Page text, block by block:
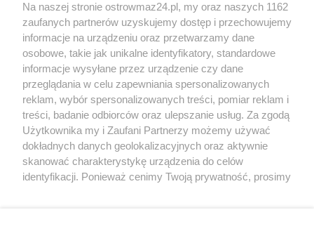
INFORMATOR
Bankomaty
Msze święte
Nocna pomoc lekarska
Taxi
REKLAMA
Banery i artykuły
Reklama wideo
Na naszej stronie ostrowmaz24.pl, my oraz naszych 1162
zaufanych partnerów uzyskujemy dostęp i przechowujemy
informacje na urządzeniu oraz przetwarzamy dane
osobowe, takie jak unikalne identyfikatory, standardowe
informacje wysyłane przez urządzenie czy dane
przeglądania w celu zapewniania spersonalizowanych
reklam, wybór spersonalizowanych treści, pomiar reklam i
treści, badanie odbiorców oraz ulepszanie usług. Za zgodą
Użytkownika my i Zaufani Partnerzy możemy używać
dokładnych danych geolokalizacyjnych oraz aktywnie
skanować charakterystykę urządzenia do celów
identyfikacji. Ponieważ cenimy Twoją prywatność, prosimy